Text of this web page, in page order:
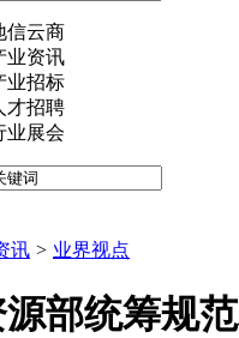
信云商
业资讯
业招标
才招聘
业展会
讯 > 业界视点
部统筹规